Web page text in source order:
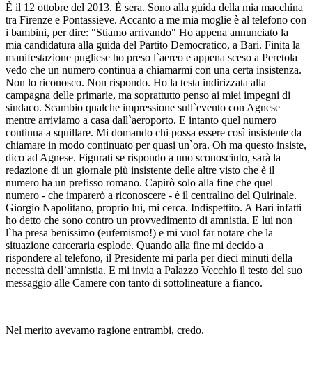
È il 12 ottobre del 2013. È sera. Sono alla guida della mia macchina
tra Firenze e Pontassieve. Accanto a me mia moglie è al telefono con
i bambini, per dire: "Stiamo arrivando" Ho appena annunciato la
mia candidatura alla guida del Partito Democratico, a Bari. Finita la
manifestazione pugliese ho preso l`aereo e appena sceso a Peretola
vedo che un numero continua a chiamarmi con una certa insistenza.
Non lo riconosco. Non rispondo. Ho la testa indirizzata alla
campagna delle primarie, ma soprattutto penso ai miei impegni di
sindaco. Scambio qualche impressione sull`evento con Agnese
mentre arriviamo a casa dall`aeroporto. E intanto quel numero
continua a squillare. Mi domando chi possa essere così insistente da
chiamare in modo continuato per quasi un`ora. Oh ma questo insiste,
dico ad Agnese. Figurati se rispondo a uno sconosciuto, sarà la
redazione di un giornale più insistente delle altre visto che è il
numero ha un prefisso romano. Capirò solo alla fine che quel
numero - che imparerò a riconoscere - è il centralino del Quirinale.
Giorgio Napolitano, proprio lui, mi cerca. Indispettito. A Bari infatti
ho detto che sono contro un provvedimento di amnistia. E lui non
l`ha presa benissimo (eufemismo!) e mi vuol far notare che la
situazione carceraria esplode. Quando alla fine mi decido a
rispondere al telefono, il Presidente mi parla per dieci minuti della
necessità dell`amnistia. E mi invia a Palazzo Vecchio il testo del suo
messaggio alle Camere con tanto di sottolineature a fianco.
Nel merito avevamo ragione entrambi, credo.